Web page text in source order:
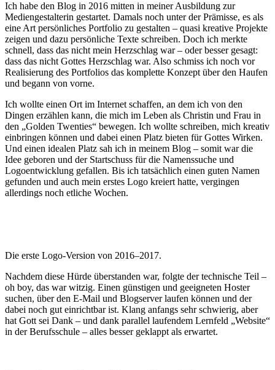
Ich habe den Blog in 2016 mitten in meiner Ausbildung zur
Mediengestalterin gestartet. Damals noch unter der Prämisse, es als
eine Art persönliches Portfolio zu gestalten – quasi kreative Projekte
zeigen und dazu persönliche Texte schreiben. Doch ich merkte
schnell, dass das nicht mein Herzschlag war – oder besser gesagt:
dass das nicht Gottes Herzschlag war. Also schmiss ich noch vor
Realisierung des Portfolios das komplette Konzept über den Haufen
und begann von vorne.
Ich wollte einen Ort im Internet schaffen, an dem ich von den
Dingen erzählen kann, die mich im Leben als Christin und Frau in
den „Golden Twenties“ bewegen. Ich wollte schreiben, mich kreativ
einbringen können und dabei einen Platz bieten für Gottes Wirken.
Und einen idealen Platz sah ich in meinem Blog – somit war die
Idee geboren und der Startschuss für die Namenssuche und
Logoentwicklung gefallen. Bis ich tatsächlich einen guten Namen
gefunden und auch mein erstes Logo kreiert hatte, vergingen
allerdings noch etliche Wochen.
Die erste Logo-Version von 2016–2017.
Nachdem diese Hürde überstanden war, folgte der technische Teil –
oh boy, das war witzig. Einen günstigen und geeigneten Hoster
suchen, über den E-Mail und Blogserver laufen können und der
dabei noch gut einrichtbar ist. Klang anfangs sehr schwierig, aber
hat Gott sei Dank – und dank parallel laufendem Lernfeld „Website“
in der Berufsschule – alles besser geklappt als erwartet.